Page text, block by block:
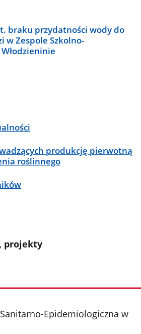
braku przydatności wody do
w Zespole Szkolno-
produkcję pierwotną
roślinnego
projekty
Epidemiologiczna w